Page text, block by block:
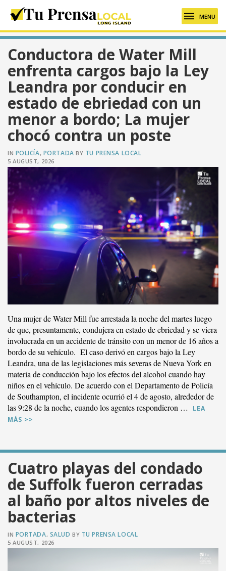
MENU
Conductora de Water Mill
enfrenta cargos bajo la Ley
Leandra por conducir en
estado de ebriedad con un
menor a bordo; La mujer
chocó contra un poste
IN POLICÍA, PORTADA BY TU PRENSA LOCAL
5 AUGUST, 2026
Una mujer de Water Mill fue arrestada la noche del martes luego
de que, presuntamente, condujera en estado de ebriedad y se viera
involucrada en un accidente de tránsito con un menor de 16 años a
bordo de su vehículo. El caso derivó en cargos bajo la Ley
Leandra, una de las legislaciones más severas de Nueva York en
materia de conducción bajo los efectos del alcohol cuando hay
niños en el vehículo. De acuerdo con el Departamento de Policía
de Southampton, el incidente ocurrió el 4 de agosto, alrededor de
las 9:28 de la noche, cuando los agentes respondieron …
LEA
MÁS >>
Cuatro playas del condado
de Suffolk fueron cerradas
al baño por altos niveles de
bacterias
IN PORTADA, SALUD BY TU PRENSA LOCAL
5 AUGUST, 2026